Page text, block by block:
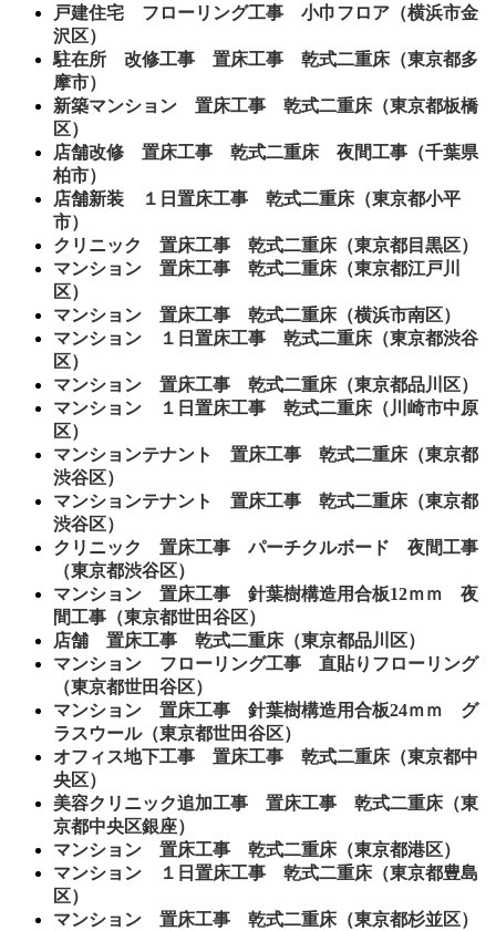
戸建住宅 フローリング工事 小巾フロア（横浜市金
沢区）
駐在所 改修工事 置床工事 乾式二重床（東京都多
摩市）
新築マンション 置床工事 乾式二重床（東京都板橋
区）
店舗改修 置床工事 乾式二重床 夜間工事（千葉県
柏市）
店舗新装 １日置床工事 乾式二重床（東京都小平
市）
クリニック 置床工事 乾式二重床（東京都目黒区）
マンション 置床工事 乾式二重床（東京都江戸川
区）
マンション 置床工事 乾式二重床（横浜市南区）
マンション １日置床工事 乾式二重床（東京都渋谷
区）
マンション 置床工事 乾式二重床（東京都品川区）
マンション １日置床工事 乾式二重床（川崎市中原
区）
マンションテナント 置床工事 乾式二重床（東京都
渋谷区）
マンションテナント 置床工事 乾式二重床（東京都
渋谷区）
クリニック 置床工事 パーチクルボード 夜間工事
（東京都渋谷区）
マンション 置床工事 針葉樹構造用合板12ｍｍ 夜
間工事（東京都世田谷区）
店舗 置床工事 乾式二重床（東京都品川区）
マンション フローリング工事 直貼りフローリング
（東京都世田谷区）
マンション 置床工事 針葉樹構造用合板24ｍｍ グ
ラスウール（東京都世田谷区）
オフィス地下工事 置床工事 乾式二重床（東京都中
央区）
美容クリニック追加工事 置床工事 乾式二重床（東
京都中央区銀座）
マンション 置床工事 乾式二重床（東京都港区）
マンション １日置床工事 乾式二重床（東京都豊島
区）
マンション 置床工事 乾式二重床（東京都杉並区）